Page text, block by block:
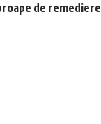
de remediere